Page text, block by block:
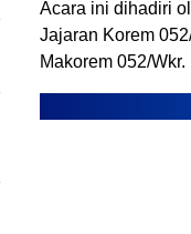
Acara ini dihadiri
Jajaran Korem
Makorem 052/Wkr.